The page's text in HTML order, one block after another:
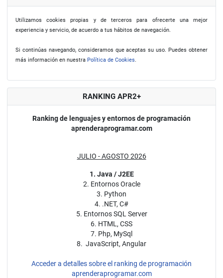
Utilizamos cookies propias y de terceros para ofrecerte una mejor
experiencia y servicio, de acuerdo a tus hábitos de navegación.
Si continúas navegando, consideramos que aceptas su uso. Puedes obtener
más información en nuestra Política de Cookies.
RANKING APR2+
Ranking de lenguajes y entornos de programación
aprenderaprogramar.com
JULIO - AGOSTO 2026
1. Java / J2EE
2. Entornos Oracle
3. Python
4. .NET, C#
5. Entornos SQL Server
6. HTML, CSS
7. Php, MySql
8. JavaScript, Angular
Acceder a detalles sobre el ranking de programación
aprenderaprogramar.com